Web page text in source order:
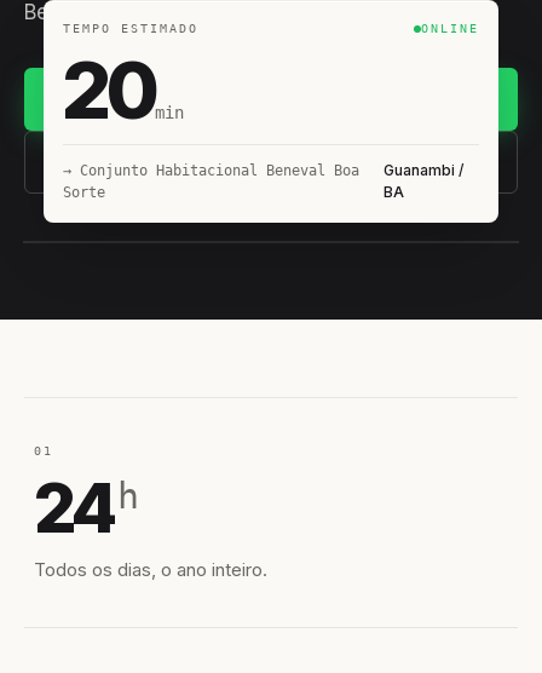
Beneval Boa Sorte🚨
(11) 93407-8838
TEMPO ESTIMADO ONLINE
20min
→ Conjunto Habitacional Beneval Boa
Sorte
Guanambi /
BA
01
24 h
Todos os dias, o ano inteiro.